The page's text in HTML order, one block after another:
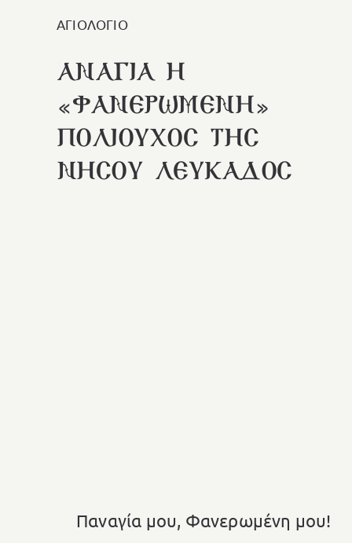
ΑΓΙΟΛΟΓΙΟ
ΑΝΑΓΙΑ Η
«ΦΑΝΕΡΩΜΕΝΗ»
ΠΟΛΙΟΥΧΟΣ ΤΗΣ
ΝΗΣΟΥ ΛΕΥΚΑΔΟΣ
Παναγία μου, Φανερωμένη μου!